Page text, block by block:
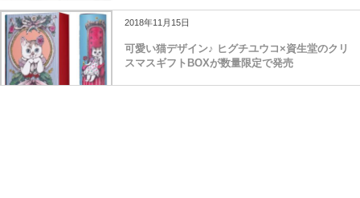
2018年11月15日
可愛い猫デザイン♪ ヒグチユウコ×資生堂のクリ
スマスギフトBOXが数量限定で発売